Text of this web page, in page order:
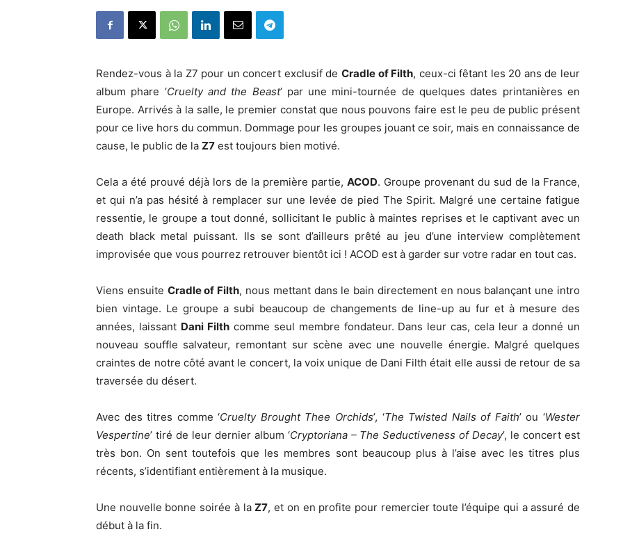
Rendez-vous à la Z7 pour un concert exclusif de Cradle of Filth, ceux-ci fêtant les 20 ans de leur
album phare ‘Cruelty and the Beast’ par une mini-tournée de quelques dates printanières en
Europe. Arrivés à la salle, le premier constat que nous pouvons faire est le peu de public présent
pour ce live hors du commun. Dommage pour les groupes jouant ce soir, mais en connaissance de
cause, le public de la Z7 est toujours bien motivé.
Cela a été prouvé déjà lors de la première partie, ACOD. Groupe provenant du sud de la France,
et qui n’a pas hésité à remplacer sur une levée de pied The Spirit. Malgré une certaine fatigue
ressentie, le groupe a tout donné, sollicitant le public à maintes reprises et le captivant avec un
death black metal puissant. Ils se sont d’ailleurs prêté au jeu d’une interview complètement
improvisée que vous pourrez retrouver bientôt ici ! ACOD est à garder sur votre radar en tout cas.
Viens ensuite Cradle of Filth, nous mettant dans le bain directement en nous balançant une intro
bien vintage. Le groupe a subi beaucoup de changements de line-up au fur et à mesure des
années, laissant Dani Filthcomme seul membre fondateur. Dans leur cas, cela leur a donné un
nouveau souffle salvateur, remontant sur scène avec une nouvelle énergie. Malgré quelques
craintes de notre côté avant le concert, la voix unique de Dani Filth était elle aussi de retour de sa
traversée du désert.
Avec des titres comme ‘Cruelty Brought Thee Orchids’, ‘The Twisted Nails of Faith’ ou ‘Wester
Vespertine’ tiré de leur dernier album ‘Cryptoriana – The Seductiveness of Decay’, le concert est
très bon. On sent toutefois que les membres sont beaucoup plus à l’aise avec les titres plus
récents, s’identifiant entièrement à la musique.
Une nouvelle bonne soirée à laZ7, et on en profite pour remercier toute l’équipe qui a assuré de
début à la fin.